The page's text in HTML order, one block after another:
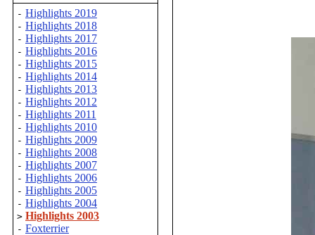
- Highlights 2019
- Highlights 2018
- Highlights 2017
- Highlights 2016
- Highlights 2015
- Highlights 2014
- Highlights 2013
- Highlights 2012
- Highlights 2011
- Highlights 2010
- Highlights 2009
- Highlights 2008
- Highlights 2007
- Highlights 2006
- Highlights 2005
- Highlights 2004
> Highlights 2003
- Foxterrier